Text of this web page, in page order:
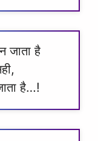
जाता है
है…!